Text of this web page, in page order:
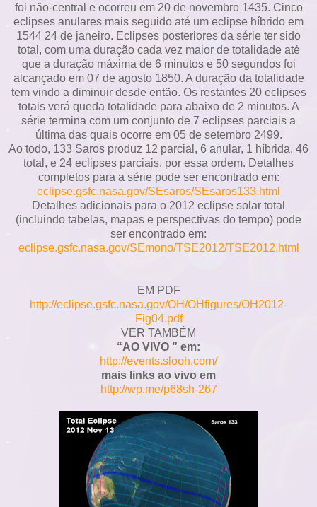
foi não-central e ocorreu em 20 de novembro 1435. Cinco
eclipses anulares mais seguido até um eclipse híbrido em
1544 24 de janeiro. Eclipses posteriores da série ter sido
total, com uma duração cada vez maior de totalidade até
que a duração máxima de 6 minutos e 50 segundos foi
alcançado em 07 de agosto 1850. A duração da totalidade
tem vindo a diminuir desde então. Os restantes 20 eclipses
totais verá queda totalidade para abaixo de 2 minutos. A
série termina com um conjunto de 7 eclipses parciais a
última das quais ocorre em 05 de setembro 2499.
Ao todo, 133 Saros produz 12 parcial, 6 anular, 1 híbrida, 46
total, e 24 eclipses parciais, por essa ordem. Detalhes
completos para a série pode ser encontrado em:
eclipse.gsfc.nasa.gov/SEsaros/SEsaros133.html
Detalhes adicionais para o 2012 eclipse solar total
(incluindo tabelas, mapas e perspectivas do tempo) pode
ser encontrado em:
eclipse.gsfc.nasa.gov/SEmono/TSE2012/TSE2012.html
EM PDF
http://eclipse.gsfc.nasa.gov/OH/OHfigures/OH2012-
Fig04.pdf
VER TAMBÉM
“AO VIVO ” em:
http://events.slooh.com/
mais links ao vivo em
http://wp.me/p68sh-267